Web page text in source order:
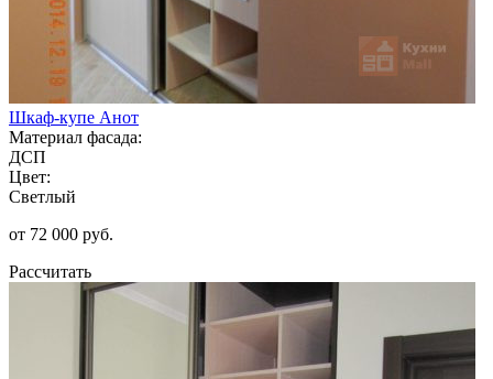
Шкаф-купе Анот
Материал фасада:
ДСП
Цвет:
Светлый
от 72 000 руб.
Рассчитать